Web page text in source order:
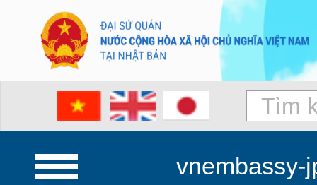
vnembassy-